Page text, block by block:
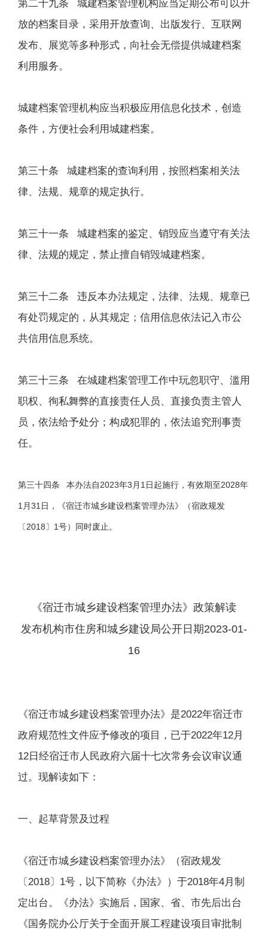
第二十九条 城建档案管理机构应当定期公布可以开
放的档案目录，采用开放查询、出版发行、互联网
发布、展览等多种形式，向社会无偿提供城建档案
利用服务。
城建档案管理机构应当积极应用信息化技术，创造
条件，方便社会利用城建档案。
第三十条 城建档案的查询利用，按照档案相关法
律、法规、规章的规定执行。
第三十一条 城建档案的鉴定、销毁应当遵守有关法
律、法规的规定，禁止擅自销毁城建档案。
第三十二条 违反本办法规定，法律、法规、规章已
有处罚规定的，从其规定；信用信息依法记入市公
共信用信息系统。
第三十三条 在城建档案管理工作中玩忽职守、滥用
职权、徇私舞弊的直接责任人员、直接负责主管人
员，依法给予处分；构成犯罪的，依法追究刑事责
任。
第三十四条 本办法自2023年3月1日起施行，有效期至2028年
1月31日，《宿迁市城乡建设档案管理办法》（宿政规发
〔2018〕1号）同时废止。
《宿迁市城乡建设档案管理办法》政策解读
发布机构市住房和城乡建设局公开日期2023-01-
16
《宿迁市城乡建设档案管理办法》是2022年宿迁市
政府规范性文件应予修改的项目，已于2022年12月
12日经宿迁市人民政府六届十七次常务会议审议通
过。现解读如下：
一、起草背景及过程
《宿迁市城乡建设档案管理办法》（宿政规发
〔2018〕1号，以下简称《办法》）于2018年4月制
定出台。《办法》实施后，国家、省、市先后出台
《国务院办公厅关于全面开展工程建设项目审批制